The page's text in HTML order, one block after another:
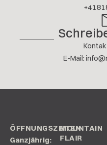
E-Mail:
ÖFFNUNGSZEITEN
Ganzjährig:
MOUNTAIN
FLAIR